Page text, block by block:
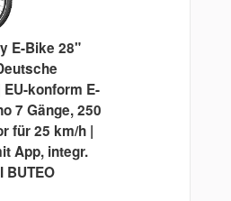
E-Bike 28"
konform E-
7 Gänge, 250
für 25 km/h |
App, integr.
BUTEO